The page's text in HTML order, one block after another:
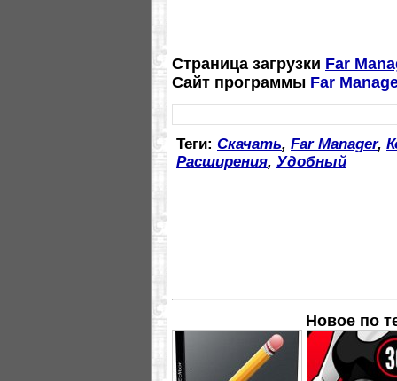
Страница загрузки Far
Сайт программы Far
Теги: Скачать, Far Manager,
Расширения, Удобный
Новое по